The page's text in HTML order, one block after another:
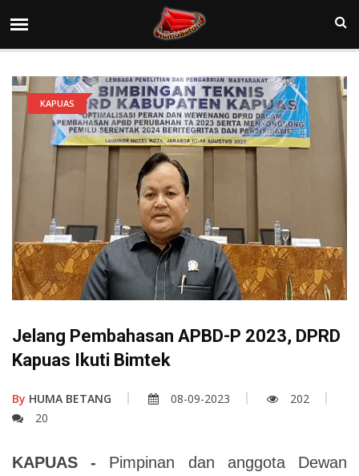
KAPUAS
Jelang Pembahasan APBD-P 2023, DPRD
Kapuas Ikuti Bimtek
By HUMA BETANG 08-09-2023
202
20
KAPUAS - Pimpinan dan anggota Dewan